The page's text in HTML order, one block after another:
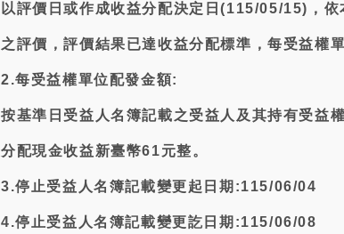
以評價日或作成收益分配決定日(115/05/15)，
之評價，評價結果已達收益分配標準，每受益權
2.每受益權單位配發金額:
按基準日受益人名簿記載之受益人及其持有受益
分配現金收益新臺幣61元整。
3.停止受益人名簿記載變更起日期:115/06/04
4.停止受益人名簿記載變更訖日期:115/06/08